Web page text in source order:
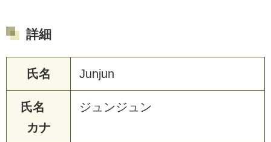
詳細
氏名 Junjun
氏名
カナ
ジュンジュン